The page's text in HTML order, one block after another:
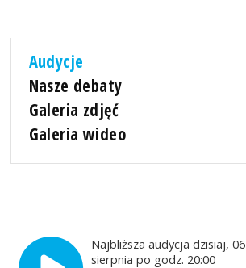
Audycje
Nasze debaty
Galeria zdjęć
Galeria wideo
Najbliższa audycja dzisiaj, 06
sierpnia po godz. 20:00